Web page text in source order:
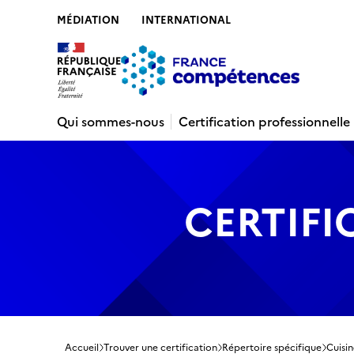
MÉDIATION INTERNATIONAL
Qui sommes-nous
Certification professionnelle
Accueil Trouver une certification Répertoire spécifique